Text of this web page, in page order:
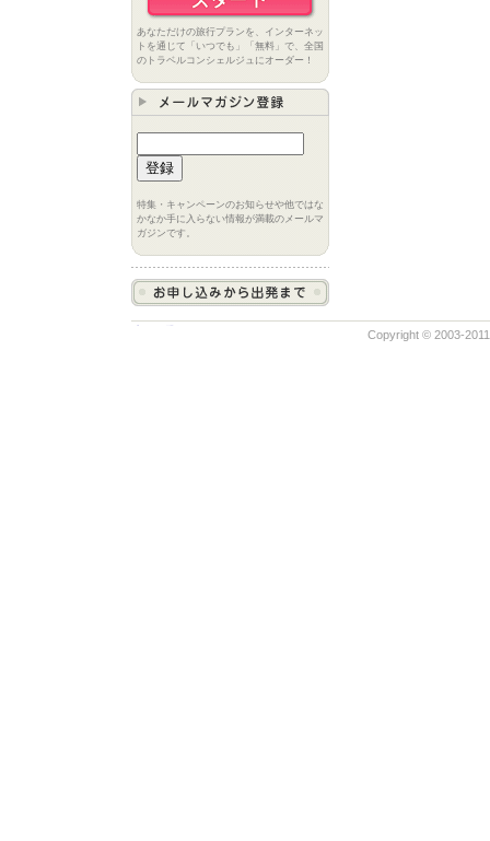
あなただけの旅行プランを、インターネッ
トを通じて「いつでも」「無料」で、全国
のトラベルコンシェルジュにオーダー！
特集・キャンペーンのお知らせや他ではな
かなか手に入らない情報が満載のメールマ
ガジンです。
Copyright © 2003-